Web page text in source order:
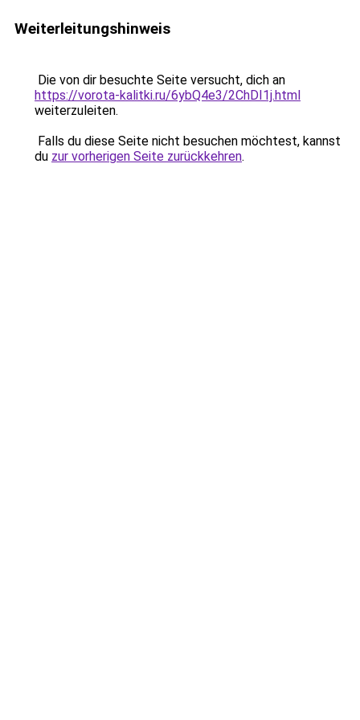
Weiterleitungshinweis
Die von dir besuchte Seite versucht, dich an
https://vorota-kalitki.ru/6ybQ4e3/2ChDI1j.html
weiterzuleiten.
Falls du diese Seite nicht besuchen möchtest, kannst
du zur vorherigen Seite zurückkehren.